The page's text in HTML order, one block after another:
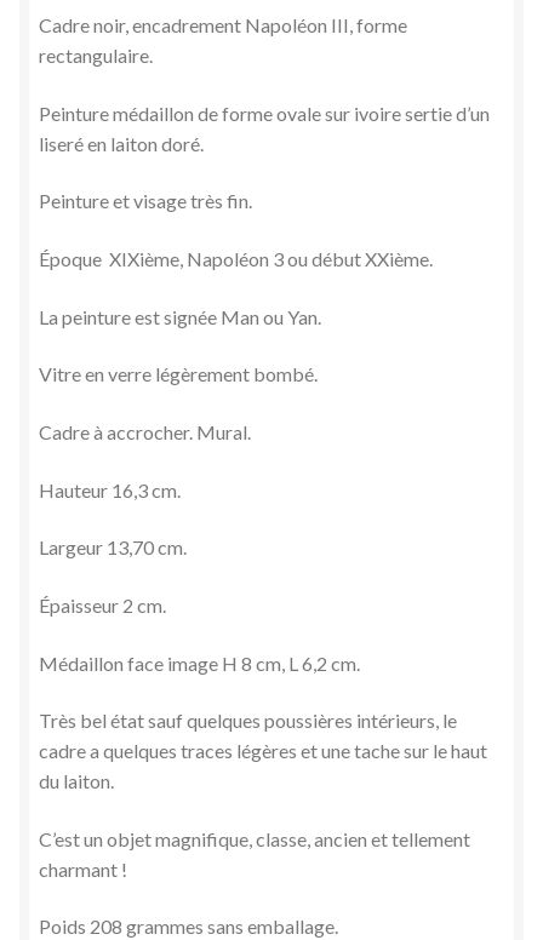
Cadre noir, encadrement Napoléon III, forme
rectangulaire.
Peinture médaillon de forme ovale sur ivoire sertie d’un
liseré en laiton doré.
Peinture et visage très fin.
Époque XIXième, Napoléon 3 ou début XXième.
La peinture est signée Man ou Yan.
Vitre en verre légèrement bombé.
Cadre à accrocher. Mural.
Hauteur 16,3 cm.
Largeur 13,70 cm.
Épaisseur 2 cm.
Médaillon face image H 8 cm, L 6,2 cm.
Très bel état sauf quelques poussières intérieurs, le
cadre a quelques traces légères et une tache sur le haut
du laiton.
C’est un objet magnifique, classe, ancien et tellement
charmant !
Poids 208 grammes sans emballage.